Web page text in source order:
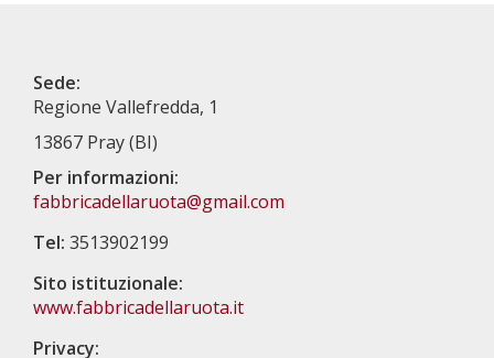
Sede:
Regione Vallefredda, 1
13867 Pray (BI)
Per informazioni:
fabbricadellaruota@gmail.com
Tel: 3513902199
Sito istituzionale:
www.fabbricadellaruota.it
Privacy: